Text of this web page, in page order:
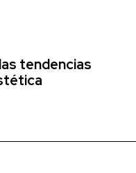
tendencias